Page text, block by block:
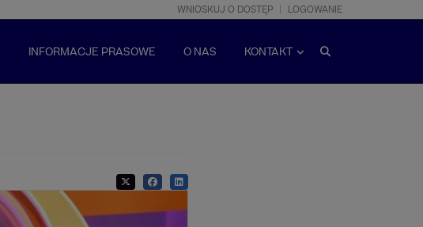
WNIOSKUJ O DOSTĘP LOGOWANIE
INFORMACJE PRASOWE O NAS KONTAKT